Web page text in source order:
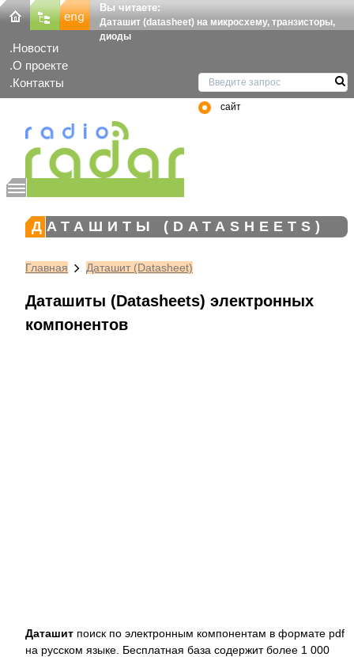
Вы читаете:
Даташит (datasheet) на микросхему, транзисторы,
диоды
Новости
О проекте
Контакты
сайт
ДАТАШИТЫ (DATASHEETS)
Главная Даташит (Datasheet)
Даташиты (Datasheets) электронных
компонентов
Даташит поиск по электронным компонентам в формате pdf
на русском языке. Бесплатная база содержит более 1 000